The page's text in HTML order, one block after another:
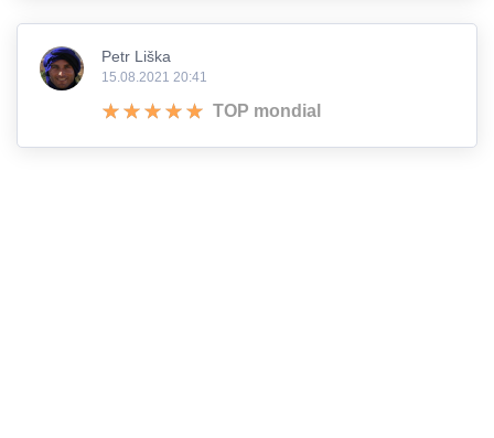
Petr Liška
15.08.2021 20:41
TOP mondial